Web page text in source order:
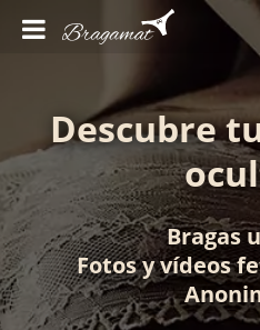
Descubre
Bragas
Fotosyvídeos